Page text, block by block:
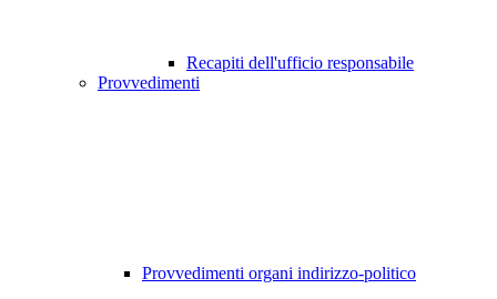
Recapiti dell'ufficio responsabile
Provvedimenti
Provvedimenti organi indirizzo-politico